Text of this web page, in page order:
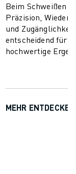
Beim Schweißen
Präzision,
und
entscheidend für
hochwertige
MEHR ENTDECKEN